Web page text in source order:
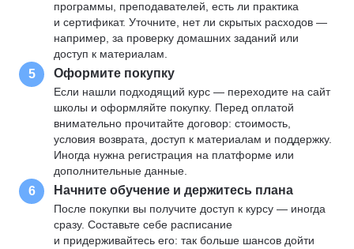
программы, преподавателей, есть ли практика
и сертификат. Уточните, нет ли скрытых расходов —
например, за проверку домашних заданий или
доступ к материалам.
5 Оформите покупку
Если нашли подходящий курс — переходите на сайт
школы и оформляйте покупку. Перед оплатой
внимательно прочитайте договор: стоимость,
условия возврата, доступ к материалам и поддержку.
Иногда нужна регистрация на платформе или
дополнительные данные.
6 Начните обучение и держитесь плана
После покупки вы получите доступ к курсу — иногда
сразу. Составьте себе расписание
и придерживайтесь его: так больше шансов дойти